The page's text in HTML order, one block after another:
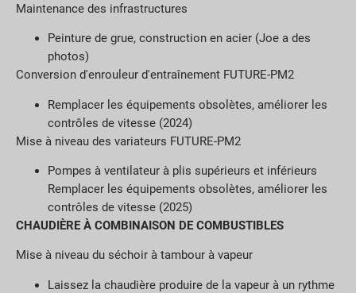
Maintenance des infrastructures
Peinture de grue, construction en acier (Joe a des
photos)
Conversion d'enrouleur d'entraînement FUTURE-PM2
Remplacer les équipements obsolètes, améliorer les
contrôles de vitesse (2024)
Mise à niveau des variateurs FUTURE-PM2
Pompes à ventilateur à plis supérieurs et inférieurs
Remplacer les équipements obsolètes, améliorer les
contrôles de vitesse (2025)
CHAUDIÈRE À COMBINAISON DE COMBUSTIBLES
Mise à niveau du séchoir à tambour à vapeur
Laissez la chaudière produire de la vapeur à un rythme